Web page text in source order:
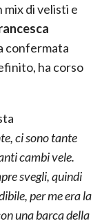
mix di velisti e
confermata
ha corso
ci sono tante
cambi vele.
svegli, quindi
per me era la
una barca della